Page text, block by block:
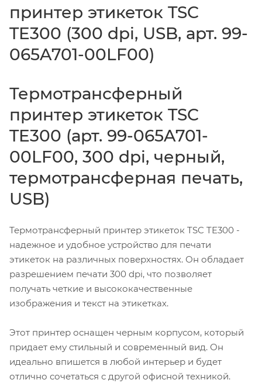
принтер этикеток TSC
TE300 (300 dpi, USB, арт. 99-
065A701-00LF00)
Термотрансферный
принтер этикеток TSC
TE300 (арт. 99-065A701-
00LF00, 300 dpi, черный,
термотрансферная печать,
USB)
Термотрансферный принтер этикеток TSC TE300 -
надежное и удобное устройство для печати
этикеток на различных поверхностях. Он обладает
разрешением печати 300 dpi, что позволяет
получать четкие и высококачественные
изображения и текст на этикетках.
Этот принтер оснащен черным корпусом, который
придает ему стильный и современный вид. Он
идеально впишется в любой интерьер и будет
отлично сочетаться с другой офисной техникой.